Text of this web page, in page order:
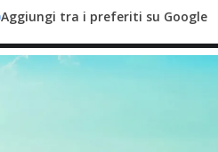
Aggiungi tra i preferiti su Google